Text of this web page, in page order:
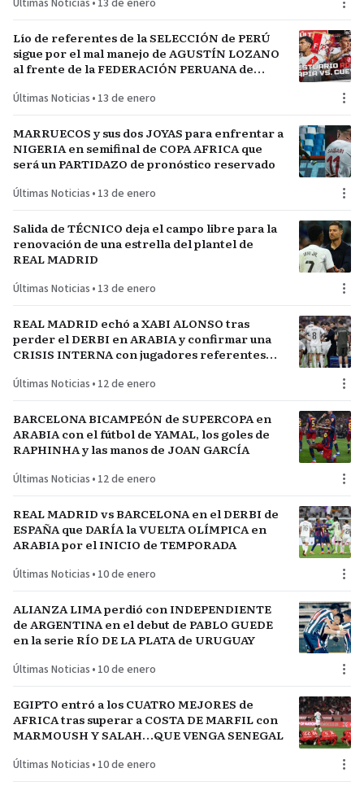
Últimas Noticias • 13 de enero
Lío de referentes de la SELECCIÓN de PERÚ
sigue por el mal manejo de AGUSTÍN LOZANO
al frente de la FEDERACIÓN PERUANA de
Últimas Noticias • 13 de enero
MARRUECOS y sus dos JOYAS para enfrentar a
NIGERIA en semifinal de COPA AFRICA que
será un PARTIDAZO de pronóstico reservado
Últimas Noticias • 13 de enero
Salida de TÉCNICO deja el campo libre para la
renovación de una estrella del plantel de
REAL MADRID
Últimas Noticias • 13 de enero
REAL MADRID echó a XABI ALONSO tras
perder el DERBI en ARABIA y confirmar una
CRISIS INTERNA con jugadores referentes
Últimas Noticias • 12 de enero
BARCELONA BICAMPEÓN de SUPERCOPA en
ARABIA con el fútbol de YAMAL, los goles de
RAPHINHA y las manos de JOAN GARCÍA
Últimas Noticias • 12 de enero
REAL MADRID vs BARCELONA en el DERBI de
ESPAÑA que DARÍA la VUELTA OLÍMPICA en
ARABIA por el INICIO de TEMPORADA
Últimas Noticias • 10 de enero
ALIANZA LIMA perdió con INDEPENDIENTE
de ARGENTINA en el debut de PABLO GUEDE
en la serie RÍO DE LA PLATA de URUGUAY
Últimas Noticias • 10 de enero
EGIPTO entró a los CUATRO MEJORES de
AFRICA tras superar a COSTA DE MARFIL con
MARMOUSH Y SALAH…QUE VENGA SENEGAL
Últimas Noticias • 10 de enero